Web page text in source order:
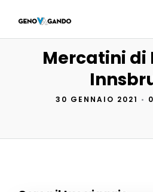
Mercatini di
30 GENNAIO 2021 •